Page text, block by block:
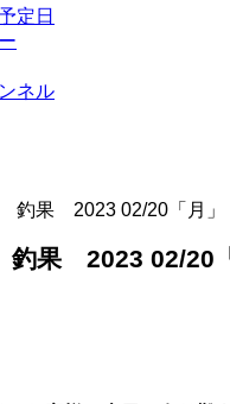
定日
ネル
釣果 2023 02/20「月」
果 2023 02/20「